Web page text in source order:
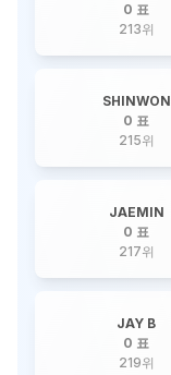
0 표
213위
SHINWON
0 표
215위
JAEMIN
0 표
217위
JAY B
0 표
219위